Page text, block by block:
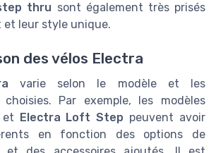
thru sont également très prisés
leur style unique.
des vélos Electra
varie selon le modèle et les
choisies. Par exemple, les modèles
et Electra Loft Step peuvent avoir
en fonction des options de